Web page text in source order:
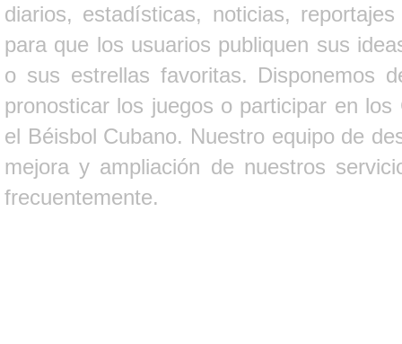
diarios, estadísticas, noticias,
para que los usuarios publiquen sus
o sus estrellas favoritas. Disponemos
pronosticar los juegos o participar en
el Béisbol Cubano. Nuestro equipo de
mejora y ampliación de nuestros
frecuentemente.